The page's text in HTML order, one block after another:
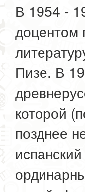
В 1954 -
доцентом
Пизе. В
которой
позднее